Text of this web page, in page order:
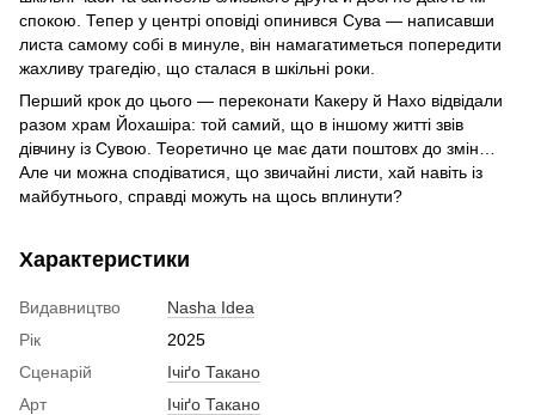
спокою. Тепер у центрі оповіді опинився Сува — написавши
листа самому собі в минуле, він намагатиметься попередити
жахливу трагедію, що сталася в шкільні роки.
Перший крок до цього — переконати Какеру й Нахо відвідали
разом храм Йохашіра: той самий, що в іншому житті звів
дівчину із Сувою. Теоретично це має дати поштовх до змін…
Але чи можна сподіватися, що звичайні листи, хай навіть із
майбутнього, справді можуть на щось вплинути?
Характеристики
Видавництво
Nasha Idea
Рік
2025
Сценарій
Ічіґо Такано
Арт
Ічіґо Такано